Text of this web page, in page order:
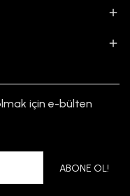
için e-bülten
ABONE OL!